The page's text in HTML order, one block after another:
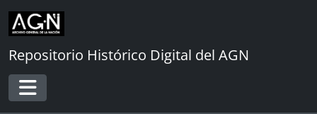
Skip to main content
Repositorio Histórico Digital del AGN
Toggle navigation